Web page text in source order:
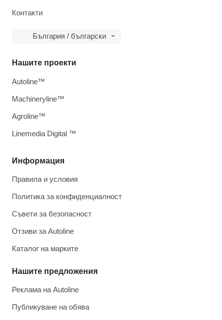
Контакти
България / български
Информация
Правила и условия
Политика за конфиденциалност
Съвети за безопасност
Отзиви за Autoline
Каталог на марките
Нашите предложения
Реклама на Autoline
Публикуване на обява
Нашите проекти
Autoline™
Machineryline™
Agroline™
Linemedia Digital ™